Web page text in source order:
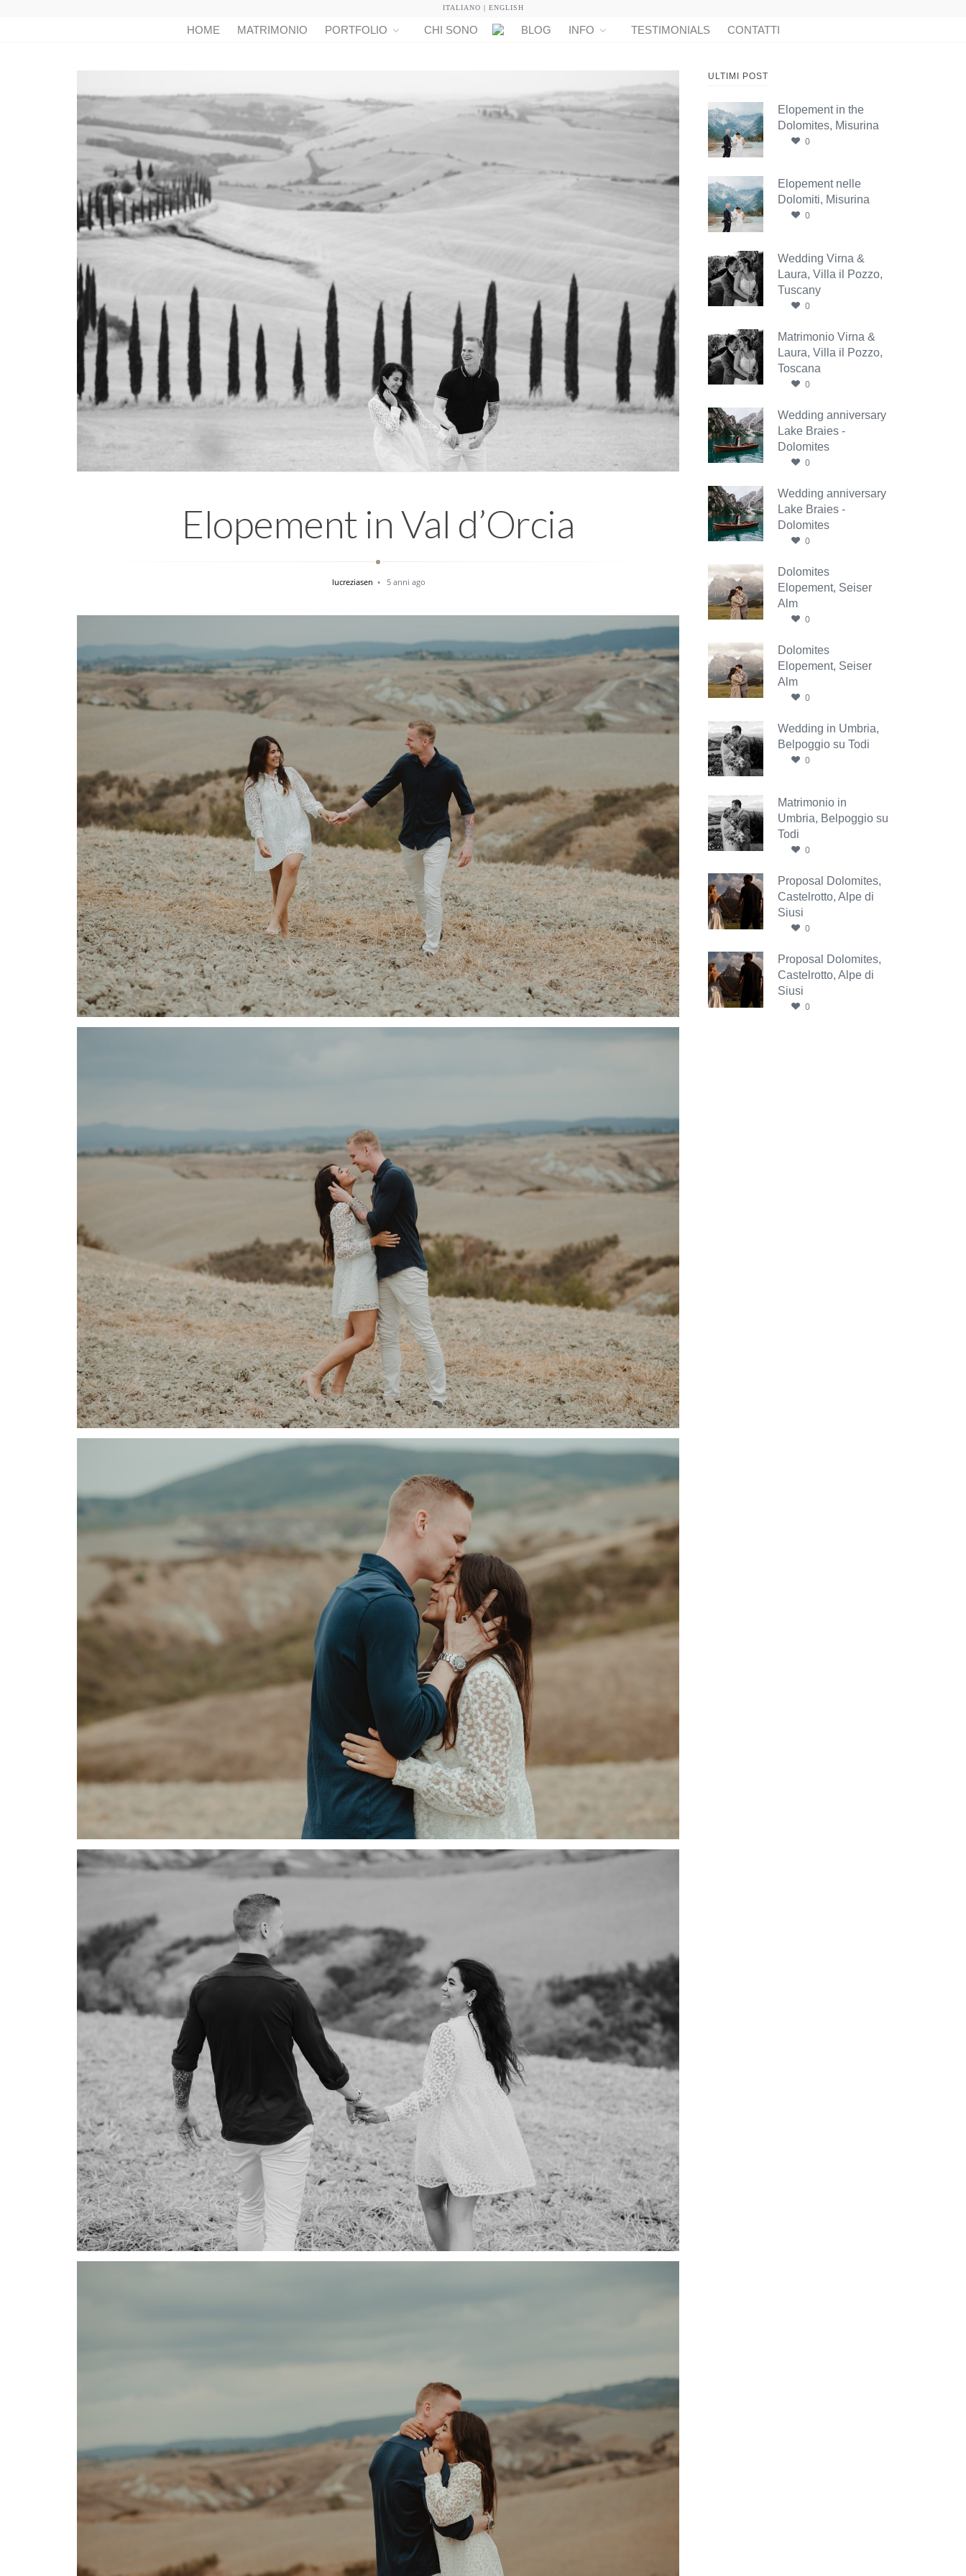
ITALIANO | ENGLISH
HOME MATRIMONIO PORTFOLIO CHI SONO BLOG INFO TESTIMONIALS CONTATTI
Elopement in Val d’Orcia
lucreziasen 5 anni ago
ULTIMI POST
Elopement in the
Dolomites, Misurina
0
Elopement nelle
Dolomiti, Misurina
0
Wedding Virna &
Laura, Villa il Pozzo,
Tuscany
0
Matrimonio Virna &
Laura, Villa il Pozzo,
Toscana
0
Wedding anniversary
Lake Braies -
Dolomites
0
Wedding anniversary
Lake Braies -
Dolomites
0
Dolomites
Elopement, Seiser
Alm
0
Dolomites
Elopement, Seiser
Alm
0
Wedding in Umbria,
Belpoggio su Todi
0
Matrimonio in
Umbria, Belpoggio su
Todi
0
Proposal Dolomites,
Castelrotto, Alpe di
Siusi
0
Proposal Dolomites,
Castelrotto, Alpe di
Siusi
0